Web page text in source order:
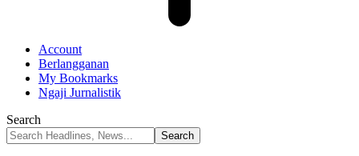
Account
Berlangganan
My Bookmarks
Ngaji Jurnalistik
Search